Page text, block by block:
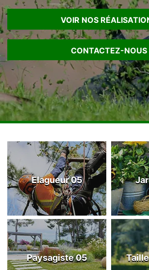
VOIR NOS
CONTACTEZ-NOUS
Elagueur 05
Paysagiste 05